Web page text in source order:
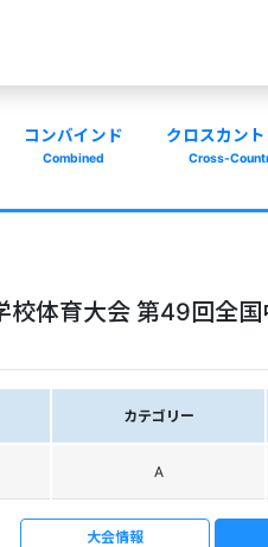
コンバインド
Combined
クロスカント
Cross-
校体育大会 第49回全
カテゴリー
A
大会情報